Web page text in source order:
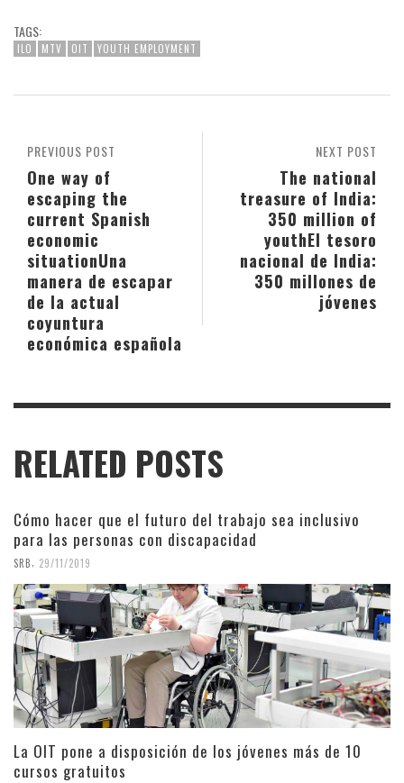
TAGS:
ILO MTV OIT YOUTH EMPLOYMENT
NEXT POST
The national
treasure of India:
350 million of
youthEl tesoro
nacional de India:
350 millones de
jóvenes
PREVIOUS POST
One way of
escaping the
current Spanish
economic
situationUna
manera de escapar
de la actual
coyuntura
económica española
RELATED POSTS
Cómo hacer que el futuro del trabajo sea inclusivo
para las personas con discapacidad
SRB 29/11/2019
La OIT pone a disposición de los jóvenes más de 10
cursos gratuitos